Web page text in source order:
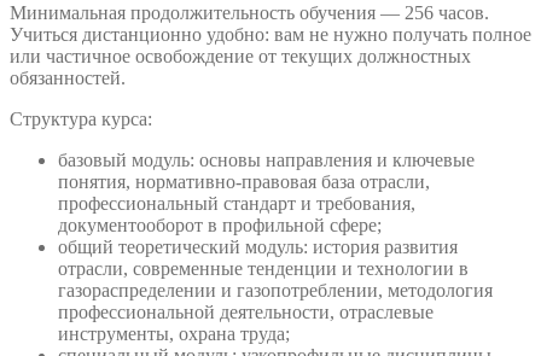
Минимальная продолжительность обучения — 256 часов.
Учиться дистанционно удобно: вам не нужно получать полное
или частичное освобождение от текущих должностных
обязанностей.
Структура курса:
базовый модуль: основы направления и ключевые
понятия, нормативно-правовая база отрасли,
профессиональный стандарт и требования,
документооборот в профильной сфере;
общий теоретический модуль: история развития
отрасли, современные тенденции и технологии в
газораспределении и газопотреблении, методология
профессиональной деятельности, отраслевые
инструменты, охрана труда;